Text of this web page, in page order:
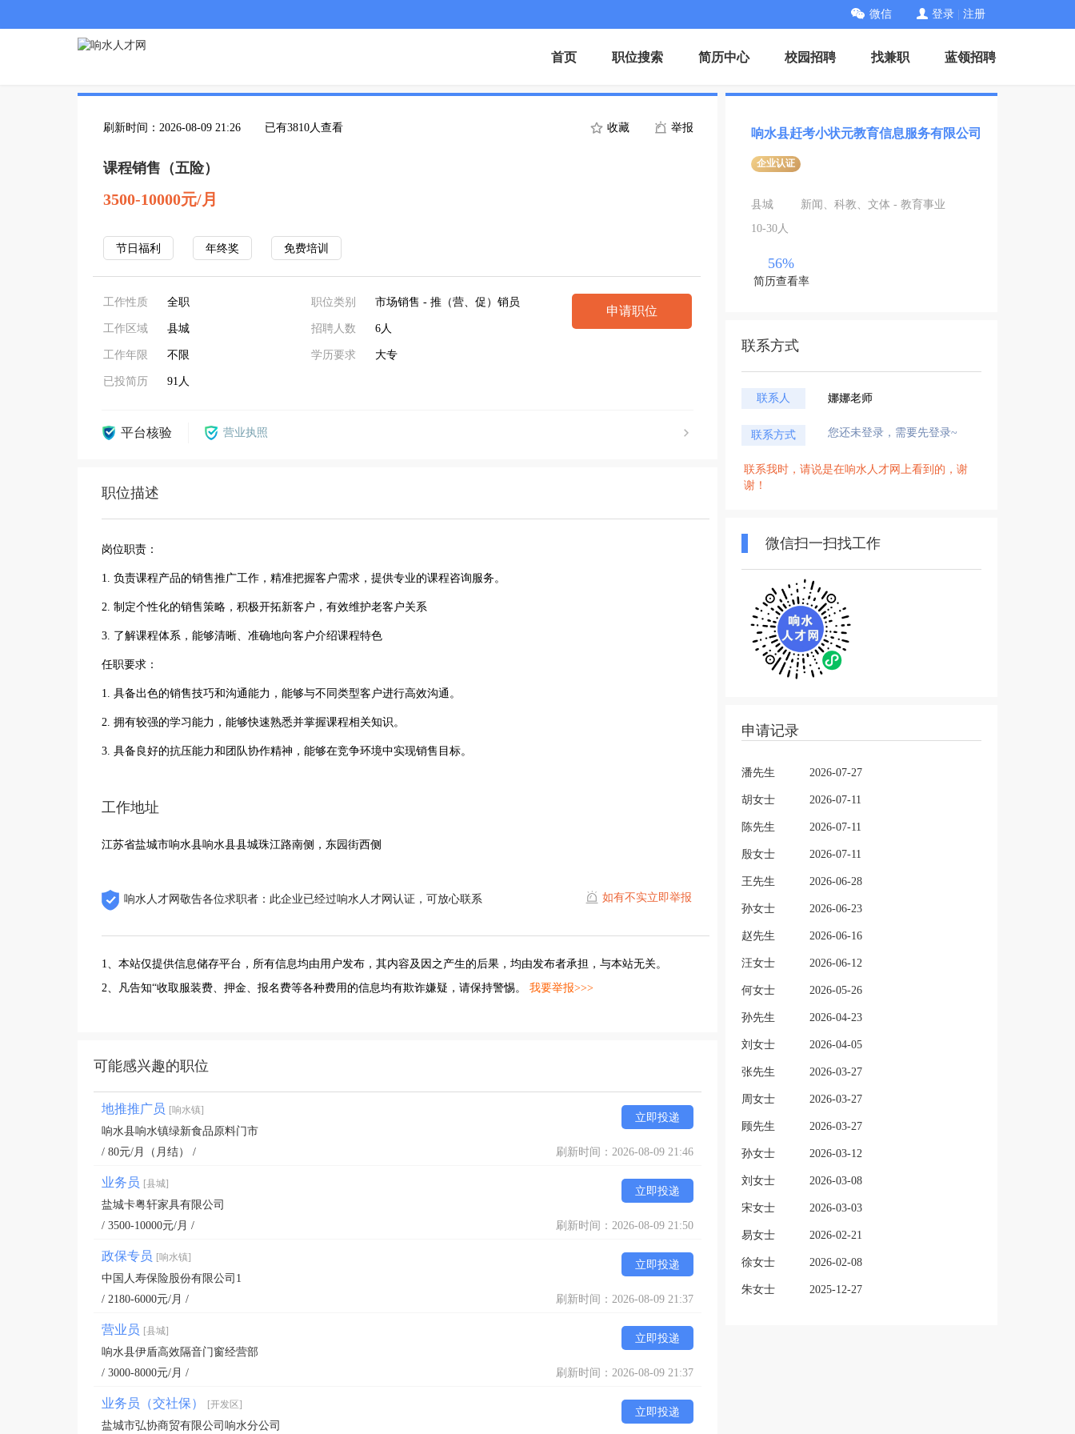
微信 登录 注册
首页 职位搜索 简历中心 校园招聘 找兼职 蓝领招聘
刷新时间：2026-08-09 21:26 已有3810人查看 收藏 举报
课程销售（五险）
3500-10000元/月
节日福利 年终奖 免费培训
工作性质 全职
工作区域 县城
工作年限 不限
已投简历 91人
职位类别 市场销售 - 推（营、促）销员
招聘人数 6人
学历要求 大专
申请职位
平台核验 营业执照
职位描述
岗位职责：
1. 负责课程产品的销售推广工作，精准把握客户需求，提供专业的课程咨询服务。
2. 制定个性化的销售策略，积极开拓新客户，有效维护老客户关系
3. 了解课程体系，能够清晰、准确地向客户介绍课程特色
任职要求：
1. 具备出色的销售技巧和沟通能力，能够与不同类型客户进行高效沟通。
2. 拥有较强的学习能力，能够快速熟悉并掌握课程相关知识。
3. 具备良好的抗压能力和团队协作精神，能够在竞争环境中实现销售目标。
工作地址
江苏省盐城市响水县响水县县城珠江路南侧，东园街西侧
响水人才网敬告各位求职者：此企业已经过响水人才网认证，可放心联系 如有不实立即举报
1、本站仅提供信息储存平台，所有信息均由用户发布，其内容及因之产生的后果，均由发布者承担，与本站无关。
2、凡告知“收取服装费、押金、报名费等各种费用的信息均有欺诈嫌疑，请保持警惕。 我要举报>>>
可能感兴趣的职位
地推推广员 [响水镇]
立即投递
响水县响水镇绿新食品原料门市
/ 80元/月（月结） /
刷新时间：2026-08-09 21:46
业务员 [县城]
立即投递
盐城卡粤轩家具有限公司
/ 3500-10000元/月 /
刷新时间：2026-08-09 21:50
政保专员 [响水镇]
立即投递
中国人寿保险股份有限公司1
/ 2180-6000元/月 /
刷新时间：2026-08-09 21:37
营业员 [县城]
立即投递
响水县伊盾高效隔音门窗经营部
/ 3000-8000元/月 /
刷新时间：2026-08-09 21:37
业务员（交社保） [开发区]
立即投递
盐城市弘协商贸有限公司响水分公司
响水县赶考小状元教育信息服务有限公司
企业认证
县城
新闻、科教、文体 - 教育事业
10-30人
56%
简历查看率
联系方式
联系人 娜娜老师
联系方式 您还未登录，需要先登录~
联系我时，请说是在响水人才网上看到的，谢
谢！
微信扫一扫找工作
申请记录
潘先生 2026-07-27
胡女士 2026-07-11
陈先生 2026-07-11
殷女士 2026-07-11
王先生 2026-06-28
孙女士 2026-06-23
赵先生 2026-06-16
汪女士 2026-06-12
何女士 2026-05-26
孙先生 2026-04-23
刘女士 2026-04-05
张先生 2026-03-27
周女士 2026-03-27
顾先生 2026-03-27
孙女士 2026-03-12
刘女士 2026-03-08
宋女士 2026-03-03
易女士 2026-02-21
徐女士 2026-02-08
朱女士 2025-12-27